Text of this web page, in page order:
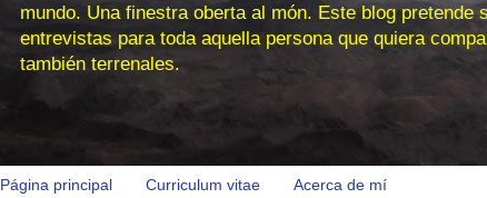
mundo. Una finestra oberta al món. Este blog
entrevistas para toda aquella persona que quiera
también terrenales.
Página principal Curriculum vitae Acerca de mí